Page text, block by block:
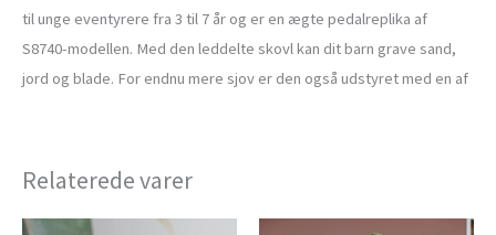
til unge eventyrere fra 3 til 7 år og er en ægte pedalreplika af
S8740-modellen. Med den leddelte skovl kan dit barn grave sand,
jord og blade. For endnu mere sjov er den også udstyret med en af
Relaterede varer